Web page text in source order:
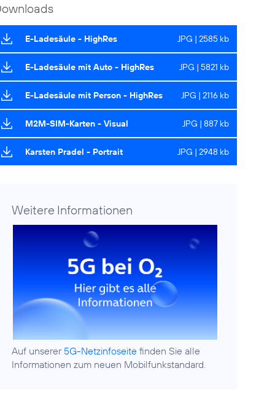
E-Ladesäule - HighRes JPG | 2585 kb
E-Ladesäule mit Auto - HighRes JPG | 5821 kb
E-Ladesäule mit Person - HighRes JPG | 2116 kb
M2M-SIM-Karten - Visual JPG | 887 kb
Karsten Pradel - Portrait JPG | 2948 kb
Weitere Informationen
Auf unserer 5G-Netzinfoseite finden Sie alle
Informationen zum neuen Mobilfunkstandard.